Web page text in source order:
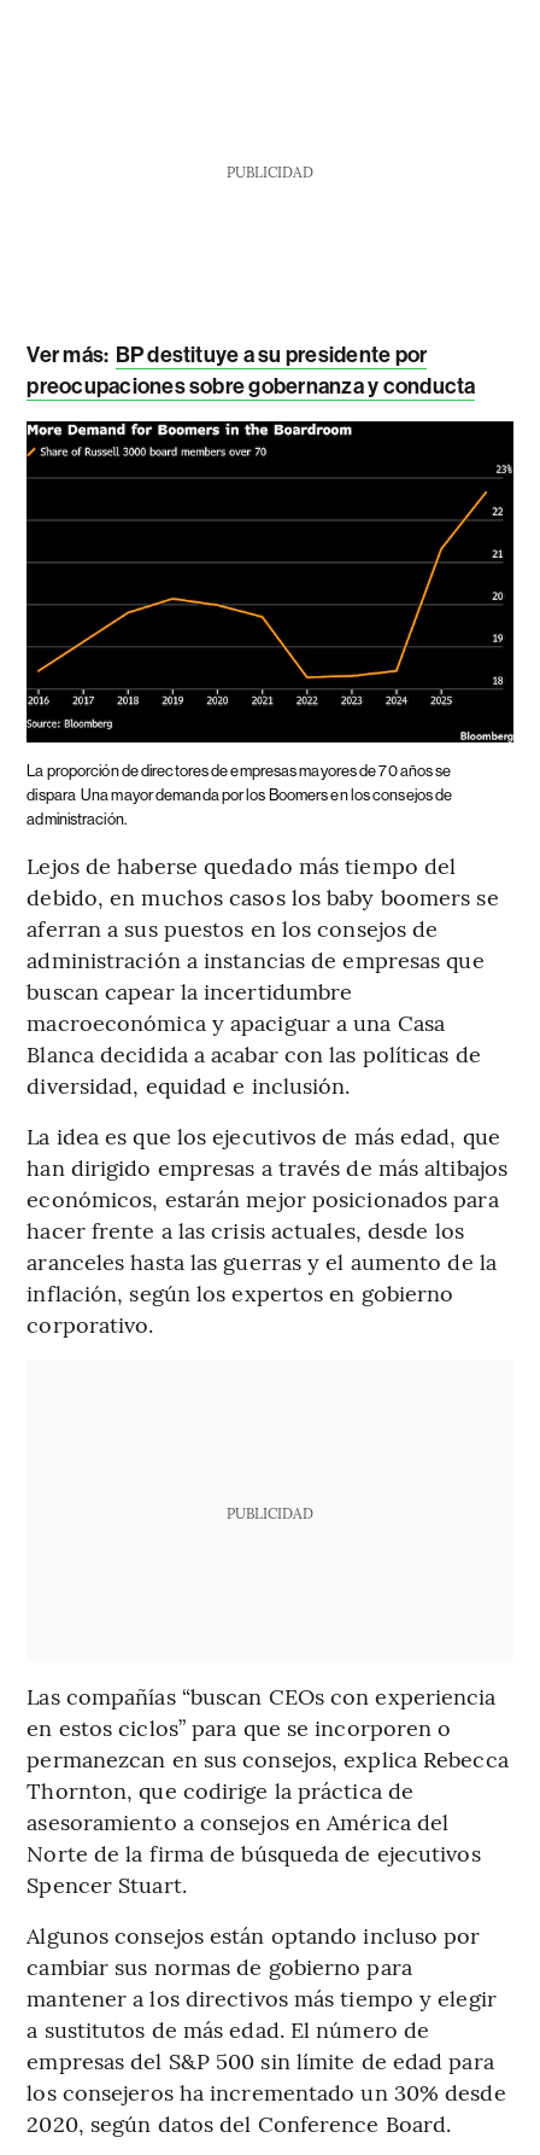
PUBLICIDAD
Ver más: BP destituye a su presidente por
preocupaciones sobre gobernanza y conducta
La proporción de directores de empresas mayores de 70 años se
dispara Una mayor demanda por los Boomers en los consejos de
administración.
Lejos de haberse quedado más tiempo del
debido, en muchos casos los baby boomers se
aferran a sus puestos en los consejos de
administración a instancias de empresas que
buscan capear la incertidumbre
macroeconómica y apaciguar a una Casa
Blanca decidida a acabar con las políticas de
diversidad, equidad e inclusión.
La idea es que los ejecutivos de más edad, que
han dirigido empresas a través de más altibajos
económicos, estarán mejor posicionados para
hacer frente a las crisis actuales, desde los
aranceles hasta las guerras y el aumento de la
inflación, según los expertos en gobierno
corporativo.
PUBLICIDAD
Las compañías “buscan CEOs con experiencia
en estos ciclos” para que se incorporen o
permanezcan en sus consejos, explica Rebecca
Thornton, que codirige la práctica de
asesoramiento a consejos en América del
Norte de la firma de búsqueda de ejecutivos
Spencer Stuart.
Algunos consejos están optando incluso por
cambiar sus normas de gobierno para
mantener a los directivos más tiempo y elegir
a sustitutos de más edad. El número de
empresas del S&P 500 sin límite de edad para
los consejeros ha incrementado un 30% desde
2020, según datos del Conference Board.